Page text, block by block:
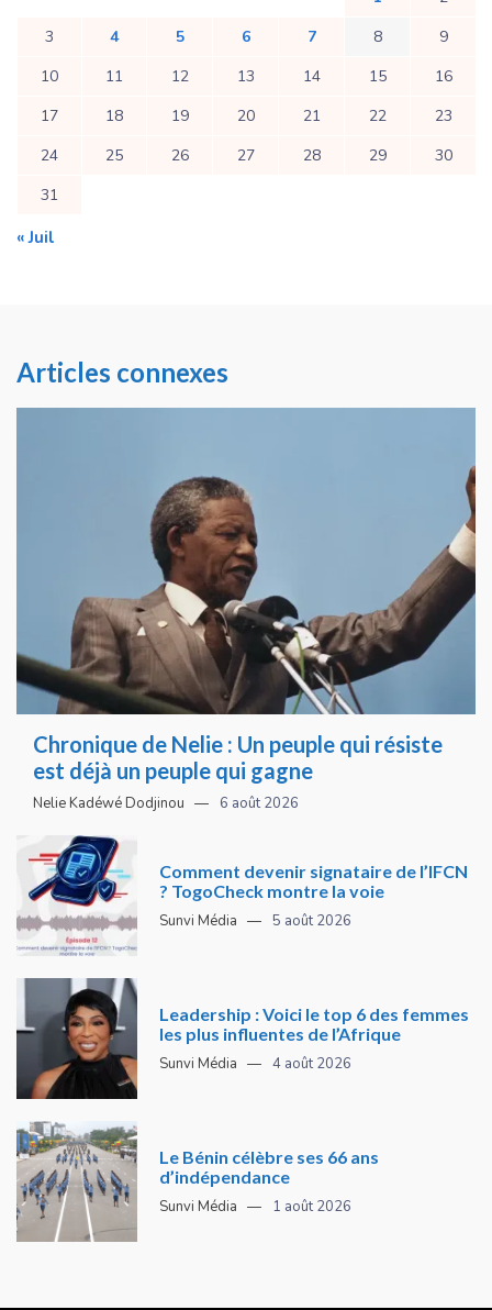
3
4 5 6 7 8
9
10
11 12 13 14 15
16
17
18 19 20 21 22
23
24
25 26 27 28 29
30
31
« Juil
Articles connexes
Chronique de Nelie : Un peuple qui résiste
est déjà un peuple qui gagne
Nelie Kadéwé Dodjinou 6 août 2026
Comment devenir signataire de l’IFCN
? TogoCheck montre la voie
Sunvi Média 5 août 2026
Leadership : Voici le top 6 des femmes
les plus influentes de l’Afrique
Sunvi Média 4 août 2026
Le Bénin célèbre ses 66 ans
d’indépendance
Sunvi Média 1 août 2026